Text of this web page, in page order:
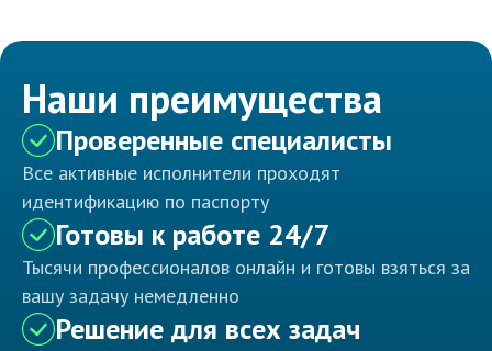
Наши преимущества
Проверенные специалисты
Все активные исполнители проходят
идентификацию по паспорту
Готовы к работе 24/7
Тысячи профессионалов онлайн и готовы взяться за
вашу задачу немедленно
Решение для всех задач